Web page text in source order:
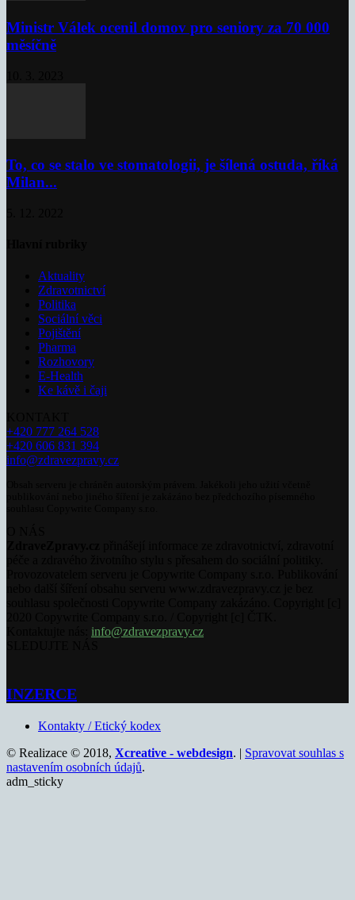
Ministr Válek ocenil domov pro seniory za 70 000
měsíčně
To, co se stalo ve stomatologii, je šílená ostuda, říká
Milan...
Aktuality
Zdravotnictví
Politika
Sociální věci
Pojištění
Pharma
Rozhovory
E-Health
Ke kávě i čaji
+420 777 264 528
+420 606 831 394
info@zdravezpravy.cz
info@zdravezpravy.cz
INZERCE
Kontakty / Etický kodex
© Realizace © 2018, Xcreative - webdesign. | Spravovat souhlas s
nastavením osobních údajů.
adm_sticky